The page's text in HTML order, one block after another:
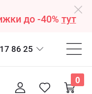
до -40% тут
86 25
0